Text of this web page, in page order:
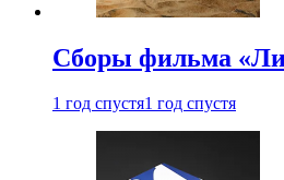
Сборы фильма
1 год спустя1 год спустя